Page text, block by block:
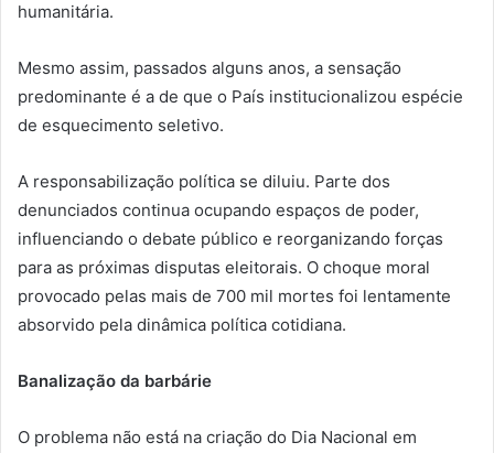
humanitária.
Mesmo assim, passados alguns anos, a sensação
predominante é a de que o País institucionalizou espécie
de esquecimento seletivo.
A responsabilização política se diluiu. Parte dos
denunciados continua ocupando espaços de poder,
influenciando o debate público e reorganizando forças
para as próximas disputas eleitorais. O choque moral
provocado pelas mais de 700 mil mortes foi lentamente
absorvido pela dinâmica política cotidiana.
Banalização da barbárie
O problema não está na criação do Dia Nacional em